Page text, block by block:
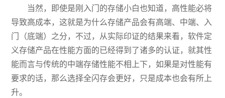
当然，即使是刚入门的存储小白也知道，高性能必将
导致高成本，这就是为什么存储产品会有高端、中端、入
门（底端）之分，不过，从实际印证的结果来看，软件定
义存储产品在性能方面的已经得到了诸多的认证，就其性
能而言与传统的中端存储性能不相上下，如果是对性能有
要求的话，那么选择全闪存会更好，只是成本也会有所上
升。